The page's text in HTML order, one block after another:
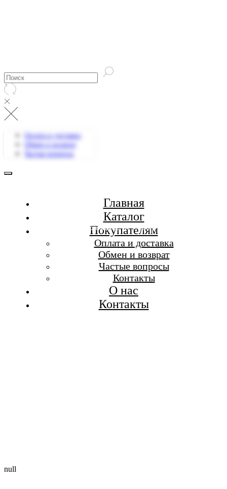
Бесплатная доставка при заказе от 7 000 р.
null
Оплата и доставка
Обмен и возврат
Частые вопросы
Главная
Каталог
Покупателям
Оплата и доставка
Обмен и возврат
Частые вопросы
Контакты
О нас
Контакты